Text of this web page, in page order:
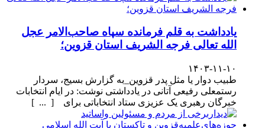
یادداشت به قلم فرمانده سپاه صاحب‌الامر عجل
الله تعالی فرجه الشریف استان قزوین؛
۱۴۰۳-۱۱-۱۰
طبیب دوار یا مثل پدر قزوین_به گزارش بسیج، سردار
رستمعلی رفیعی آتانی در یادداشتی نوشت: در ایام انتخابات
خبرگان رهبری یک عزیزی ستاد انتخاباتی برای [ ... ]